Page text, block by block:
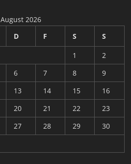
August 2026
D F S S
1
2
6 7 8
9
13 14 15
16
20 21 22
23
27 28 29
30